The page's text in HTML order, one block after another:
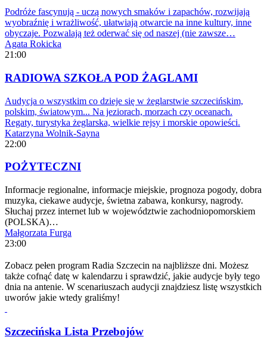
Podróże fascynują - uczą nowych smaków i zapachów, rozwijają
wyobraźnię i wrażliwość, ułatwiają otwarcie na inne kultury, inne
obyczaje. Pozwalają też oderwać się od naszej (nie zawsze…
Agata Rokicka
21:00
RADIOWA SZKOŁA POD ŻAGLAMI
Audycja o wszystkim co dzieje się w żeglarstwie szczecińskim,
polskim, światowym... Na jeziorach, morzach czy oceanach.
Regaty, turystyka żeglarska, wielkie rejsy i morskie opowieści.
Katarzyna Wolnik-Sayna
22:00
POŻYTECZNI
Informacje regionalne, informacje miejskie, prognoza pogody, dobra
muzyka, ciekawe audycje, świetna zabawa, konkursy, nagrody.
Słuchaj przez internet lub w województwie zachodniopomorskiem
(POLSKA)…
Małgorzata Furga
23:00
Zobacz pełen program Radia Szczecin na najbliższe dni. Możesz
także cofnąć datę w kalendarzu i sprawdzić, jakie audycje były tego
dnia na antenie. W scenariuszach audycji znajdziesz listę wszystkich
uworów jakie wtedy graliśmy!
Szczecińska Lista Przebojów